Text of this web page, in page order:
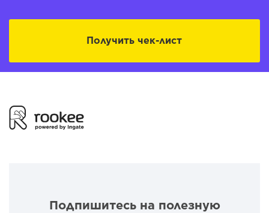
Получить чек-лист
Подпишитесь на полезную